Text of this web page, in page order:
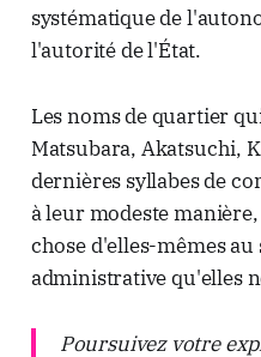
systématique de
l'autorité de l'État.
Les noms de quartier
Matsubara, Akatsuchi,
dernières syllabes de
à leur modeste
chose d'elles-mêmes
administrative qu'elles
Poursuivez votre